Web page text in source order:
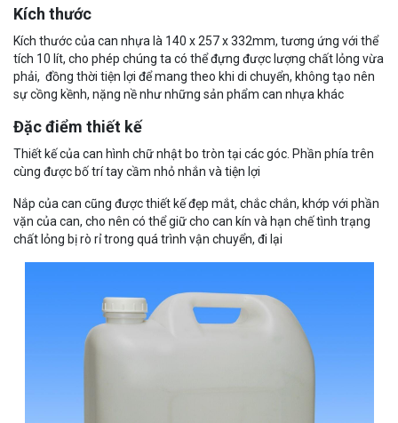
Kích thước
Kích thước của can nhựa là 140 x 257 x 332mm, tương ứng với thể
tích 10 lít, cho phép chúng ta có thể đựng được lượng chất lỏng vừa
phải, đồng thời tiện lợi để mang theo khi di chuyển, không tạo nên
sự cồng kềnh, nặng nề như những sản phẩm can nhựa khác
Đặc điểm thiết kế
Thiết kế của can hình chữ nhật bo tròn tại các góc. Phần phía trên
cùng được bố trí tay cầm nhỏ nhắn và tiện lợi
Nắp của can cũng được thiết kế đẹp mắt, chắc chắn, khớp với phần
vặn của can, cho nên có thể giữ cho can kín và hạn chế tình trạng
chất lỏng bị rò rỉ trong quá trình vận chuyển, đi lại